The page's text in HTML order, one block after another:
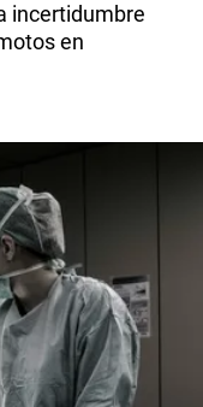
incertidumbre
en